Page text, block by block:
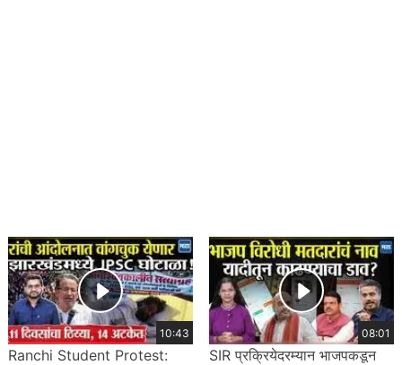
10:43
Ranchi Student Protest:
08:01
SIR प्रक्रियेदरम्यान भाजपकडून